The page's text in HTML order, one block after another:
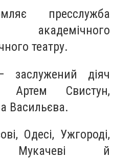
пресслужба
академічного
театру.
заслужений діяч
Артем Свистун,
Васильєва.
Одесі, Ужгороді,
Мукачеві й